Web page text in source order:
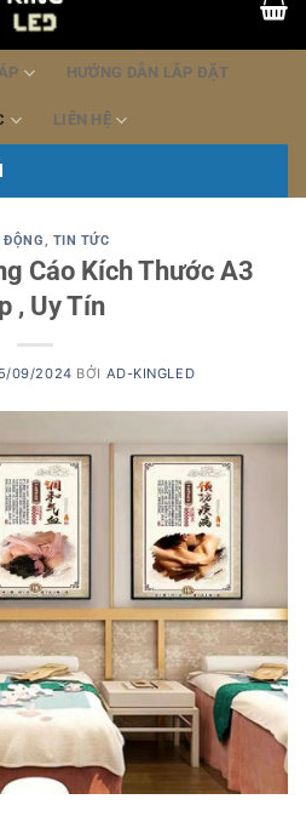
HƯỚNG DẪN LẮP ĐẶT
LIÊN HỆ
ĐỘNG TIN TỨC
Cáo Kích Thước A3
, Uy Tín
09/2024 BỞI AD-KINGLED